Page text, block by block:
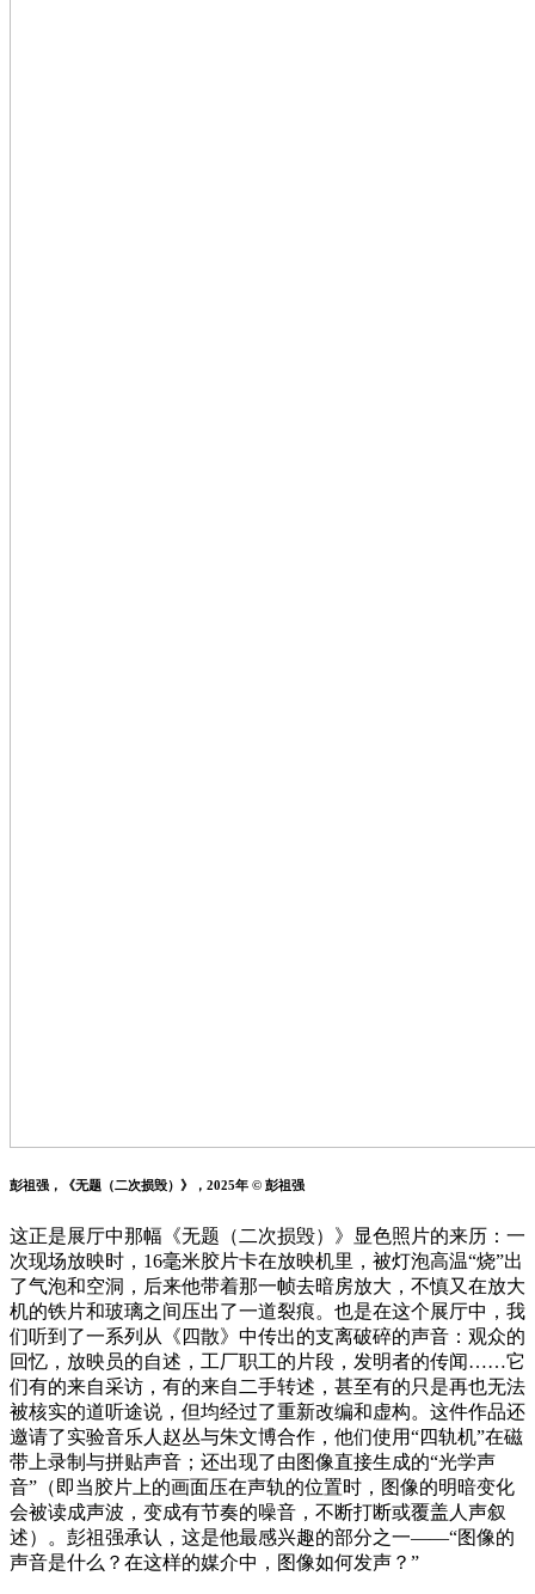
彭祖强，《无题（二次损毁）》，2025年 © 彭祖强
这正是展厅中那幅《无题（二次损毁）》显色照片的来历：一
次现场放映时，16毫米胶片卡在放映机里，被灯泡高温“烧”出
了气泡和空洞，后来他带着那一帧去暗房放大，不慎又在放大
机的铁片和玻璃之间压出了一道裂痕。也是在这个展厅中，我
们听到了一系列从《四散》中传出的支离破碎的声音：观众的
回忆，放映员的自述，工厂职工的片段，发明者的传闻……它
们有的来自采访，有的来自二手转述，甚至有的只是再也无法
被核实的道听途说，但均经过了重新改编和虚构。这件作品还
邀请了实验音乐人赵丛与朱文博合作，他们使用“四轨机”在磁
带上录制与拼贴声音；还出现了由图像直接生成的“光学声
音”（即当胶片上的画面压在声轨的位置时，图像的明暗变化
会被读成声波，变成有节奏的噪音，不断打断或覆盖人声叙
述）。彭祖强承认，这是他最感兴趣的部分之一——“图像的
声音是什么？在这样的媒介中，图像如何发声？”